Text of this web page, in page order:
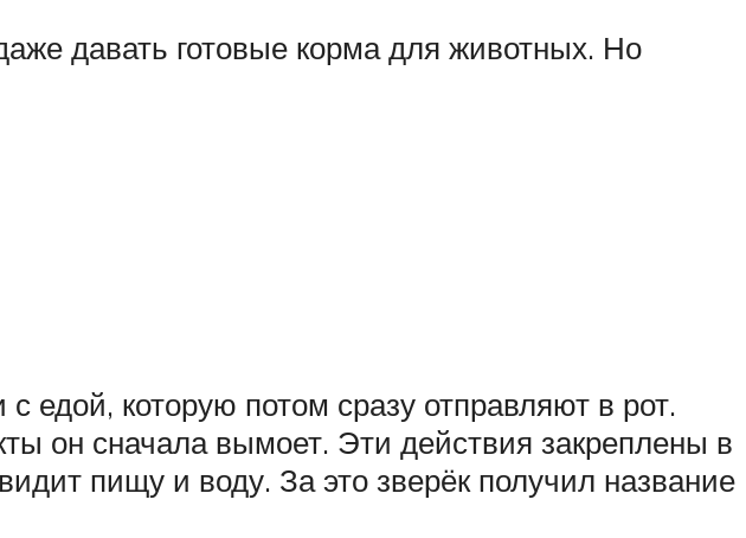
давать готовые корма для животных. Но
едой, которую потом сразу отправляют в рот.
он сначала вымоет. Эти действия закреплены в
пищу и воду. За это зверёк получил название